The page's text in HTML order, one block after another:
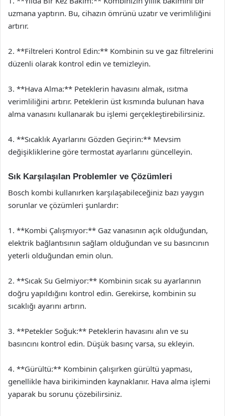
uzmana yaptırın. Bu, cihazın ömrünü uzatır ve verimliliğini
artırır.
2. **Filtreleri Kontrol Edin:** Kombinin su ve gaz filtrelerini
düzenli olarak kontrol edin ve temizleyin.
3. **Hava Alma:** Peteklerin havasını almak, ısıtma
verimliliğini artırır. Peteklerin üst kısmında bulunan hava
alma vanasını kullanarak bu işlemi gerçekleştirebilirsiniz.
4. **Sıcaklık Ayarlarını Gözden Geçirin:** Mevsim
değişikliklerine göre termostat ayarlarını güncelleyin.
Sık Karşılaşılan Problemler ve Çözümleri
Bosch kombi kullanırken karşılaşabileceğiniz bazı yaygın
sorunlar ve çözümleri şunlardır:
1. **Kombi Çalışmıyor:** Gaz vanasının açık olduğundan,
elektrik bağlantısının sağlam olduğundan ve su basıncının
yeterli olduğundan emin olun.
2. **Sıcak Su Gelmiyor:** Kombinin sıcak su ayarlarının
doğru yapıldığını kontrol edin. Gerekirse, kombinin su
sıcaklığı ayarını artırın.
3. **Petekler Soğuk:** Peteklerin havasını alın ve su
basıncını kontrol edin. Düşük basınç varsa, su ekleyin.
4. **Gürültü:** Kombinin çalışırken gürültü yapması,
genellikle hava birikiminden kaynaklanır. Hava alma işlemi
yaparak bu sorunu çözebilirsiniz.